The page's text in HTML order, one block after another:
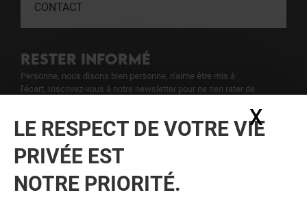
CONTACT
RESTER INFORMÉ
Personne, nous disons bien personne, n'aime être mis à
l'écart. Inscrivez-vous à notre newsletter pour ne rien rater de
Voir notre politique de protection des
données personelles.
LE RESPECT DE VOTRE VIE
PRIVÉE EST
NOTRE PRIORITÉ.
X